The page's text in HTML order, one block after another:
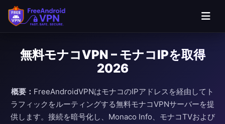
無料モナコVPN – モナコIPを取得
2026
概要： FreeAndroidVPNはモナコのIPアドレスを経由してト
ラフィックをルーティングする無料モナコVPNサーバーを提
供します。接続を暗号化し、Monaco Info、モナコTVおよび